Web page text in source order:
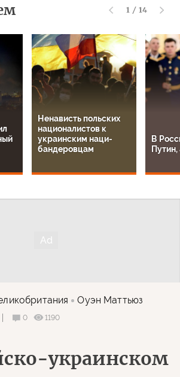
1 / 14
Ненависть польских
националистов к
украинским наци-
бандеровцам
В
Оуэн Маттьюз
0
1190
украинском